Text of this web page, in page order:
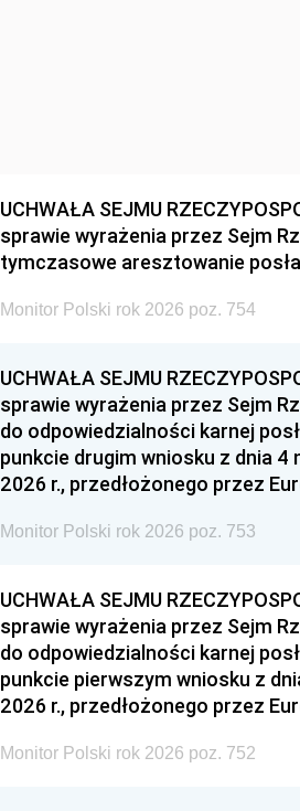
UCHWAŁA SEJMU
sprawie wyrażenia przez Sejm
tymczasowe aresztowanie
Monitor Polski rok 2026 poz. 754
UCHWAŁA SEJMU
sprawie wyrażenia przez Sejm
do odpowiedzialności karnej
punkcie drugim wniosku z dnia 4
2026 r., przedłożonego przez
Monitor Polski rok 2026 poz. 753
UCHWAŁA SEJMU
sprawie wyrażenia przez Sejm
do odpowiedzialności karnej
punkcie pierwszym wniosku z
2026 r., przedłożonego przez
Monitor Polski rok 2026 poz. 752